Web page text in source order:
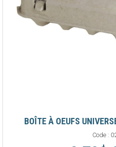
BOÎTE À OEUFS
Code :